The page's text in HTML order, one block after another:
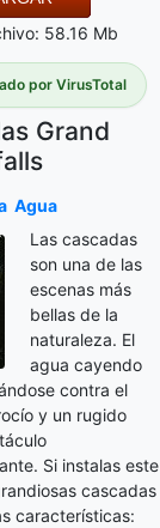
58.16 Mb
por VirusTotal
Grand
Agua
Las cascadas
son una de las
escenas más
bellas de la
naturaleza. El
agua cayendo
contra el
y un rugido
Si instalas este
cascadas
características: